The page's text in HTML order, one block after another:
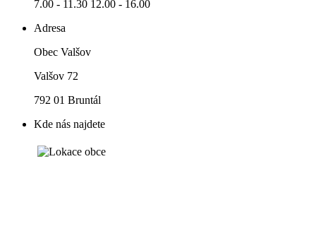
7.00 - 11.30 12.00 - 16.00
Adresa
Obec Valšov
Valšov 72
792 01 Bruntál
Kde nás najdete